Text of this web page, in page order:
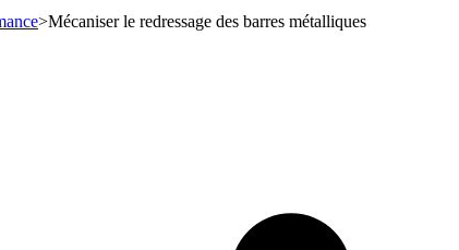
>Mécaniser le redressage des barres métalliques